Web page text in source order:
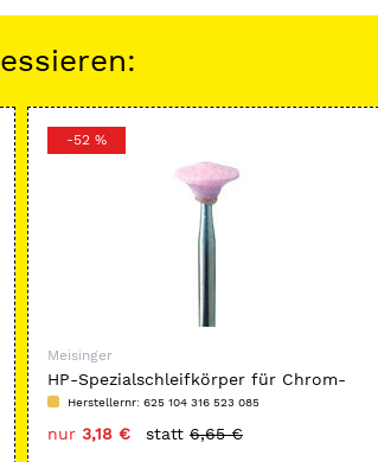
-52 %
Meisinger
HP-Spezialschleifkörper für Chrom-
Kobaltlegierungen, rosa, Form 734
Herstellernr: 625 104 316 523 085
nur 3,18 € statt 6,65 €